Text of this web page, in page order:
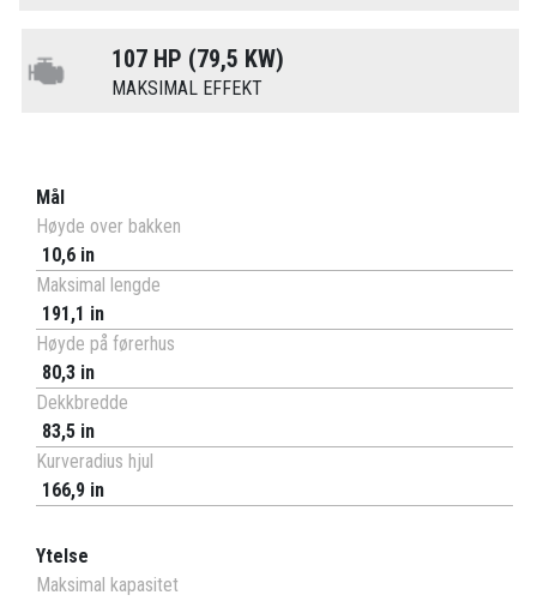
107 HP (79,5 KW)
MAKSIMAL EFFEKT
Mål
Høyde over bakken
10,6 in
Maksimal lengde
191,1 in
Høyde på førerhus
80,3 in
Dekkbredde
83,5 in
Kurveradius hjul
166,9 in
Ytelse
Maksimal kapasitet